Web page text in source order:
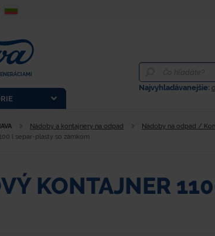
Najvyhladávanejšie:
Nádoby a kontajnery na odpad Nádoby na odpad /
l separ-plasty so zámkom
KONTAJNER